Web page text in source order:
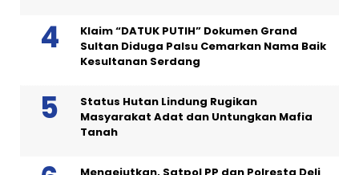
Klaim “DATUK PUTIH” Dokumen Grand
Sultan Diduga Palsu Cemarkan Nama Baik
Kesultanan Serdang
Status Hutan Lindung Rugikan
Masyarakat Adat dan Untungkan Mafia
Tanah